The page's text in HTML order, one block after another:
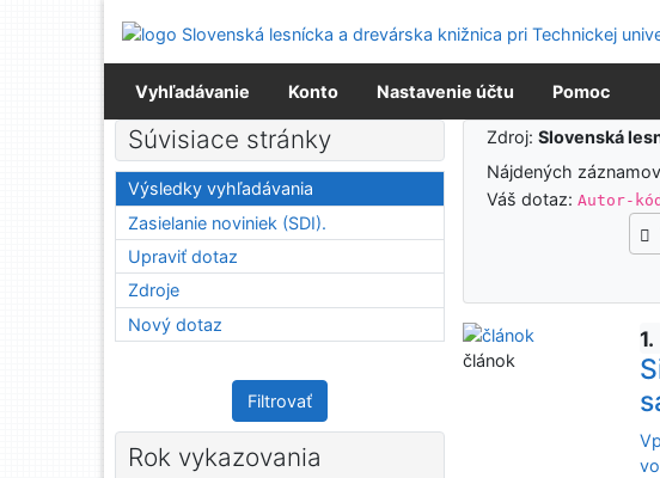
Prejsť na menu
Prehlásenie o webovej prístupnosti
Vyhľadávanie Konto Nastavenie účtu Pomoc
Výsledky vyhľadávania
Zdroj:Slovenská
Nájdených
Váš dotaz:Autor-
1.
článok
Súvisiace stránky
Výsledky vyhľadávania
Zasielanie noviniek (SDI).
Upraviť dotaz
Zdroje
Nový dotaz
Filtrovať
Rok vykazovania